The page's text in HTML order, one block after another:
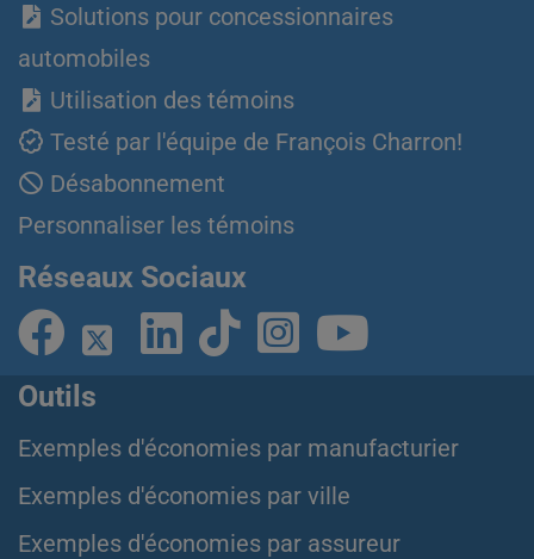
Solutions pour concessionnaires
automobiles
Utilisation des témoins
Testé par l'équipe de François Charron!
Désabonnement
Personnaliser les témoins
Réseaux Sociaux
Outils
Exemples d'économies par manufacturier
Exemples d'économies par ville
Exemples d'économies par assureur